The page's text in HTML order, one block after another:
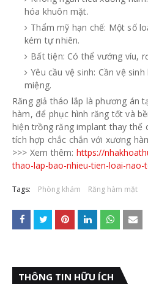
hóa khuôn mặt.
Thẩm mỹ hạn chế: Một số
kém tự nhiên.
Bất tiện: Có thể vướng víu,
Yêu cầu vệ sinh: Cần vệ
miệng.
Răng giả tháo lắp là phương án
hàm, để phục hình răng tốt và
hiện trồng răng implant thay thế
tích hợp chắc chắn với xương
>>> Xem thêm: https://
thao-lap-bao-nhieu-tien-loai-
Tags: Phòng khám Răng hàm mặt
THÔNG TIN HỮU ÍCH